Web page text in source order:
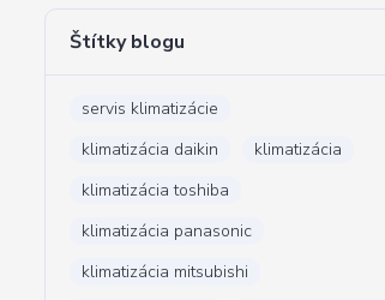
Štítky blogu
servis klimatizácie
klimatizácia daikin
klimatizácia
klimatizácia toshiba
klimatizácia panasonic
klimatizácia mitsubishi